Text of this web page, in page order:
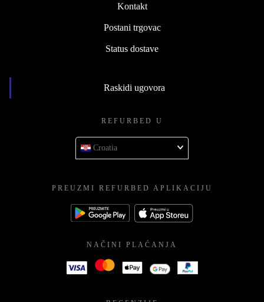
Kontakt
Postani trgovac
Status dostave
Raskidi ugovora
REFURBED U
Croatia
PREUZMI REFURBED APLIKACIJU
NAČINI PLAĆANJA